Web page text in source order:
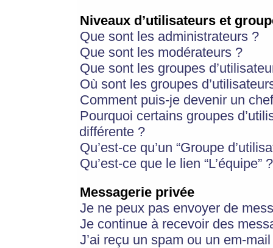
Niveaux d’utilisateurs et
Que sont les administrateurs ?
Que sont les modérateurs ?
Que sont les groupes
Où sont les groupes
Comment puis-je devenir un
Pourquoi certains groupes
différente ?
Qu’est-ce qu’un “Groupe
Qu’est-ce que le lien “L’équipe” ?
Messagerie privée
Je ne peux pas envoyer de
Je continue à recevoir des
J’ai reçu un spam ou un em-